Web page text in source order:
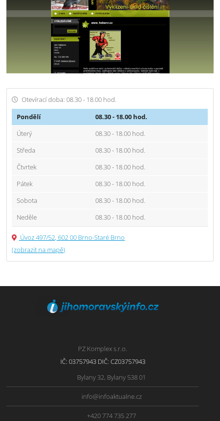
Otevírací doba: 08.30 - 18.00 hod.
Pondělí
08.30 - 18.00 hod.
Úterý
08.30 - 18.00 hod.
Středa
08.30 - 18.00 hod.
Čtvrtek
08.30 - 18.00 hod.
Pátek
08.30 - 18.00 hod.
Sobota
08.30 - 18.00 hod.
Neděle
08.30 - 18.00 hod.
Úvoz 497/52, 602 00 Brno-Staré Brno
(zobrazit na mapě)
PZ Komplex s.r.o.
IČ: 03757943 DIČ: CZ03757943
Bylany 32, Bylany 538 01
info@infoaktualne.cz
+420 774 735 277